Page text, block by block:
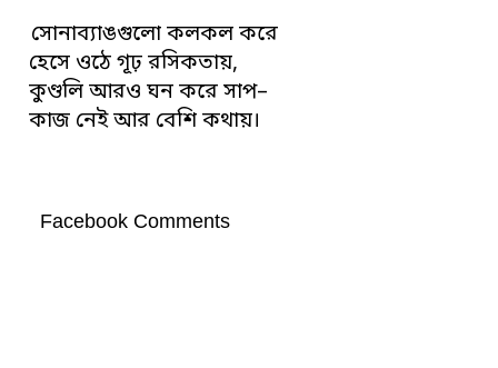
সোনাব্যাঙগুলো কলকল করে
হেসে ওঠে গূঢ় রসিকতায়,
কুণ্ডলি আরও ঘন করে সাপ–
কাজ নেই আর বেশি কথায়।
Facebook Comments